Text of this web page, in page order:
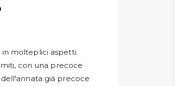
molteplici aspetti.
con una precoce
già precoce